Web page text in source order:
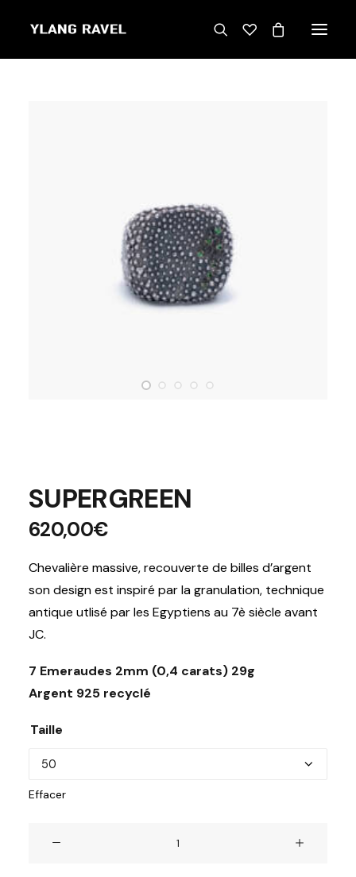
SUPERGREEN
620,00€
Chevalière massive, recouverte de billes d’argent
son design est inspiré par la granulation, technique
antique utlisé par les Egyptiens au 7è siècle avant
JC.
7 Emeraudes 2mm (0,4 carats) 29g
Argent 925 recyclé
Taille
Effacer